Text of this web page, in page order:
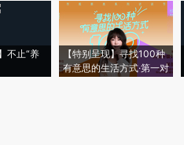
不止“养
【特别呈现】寻找100种
有意思的生活方式·第一对